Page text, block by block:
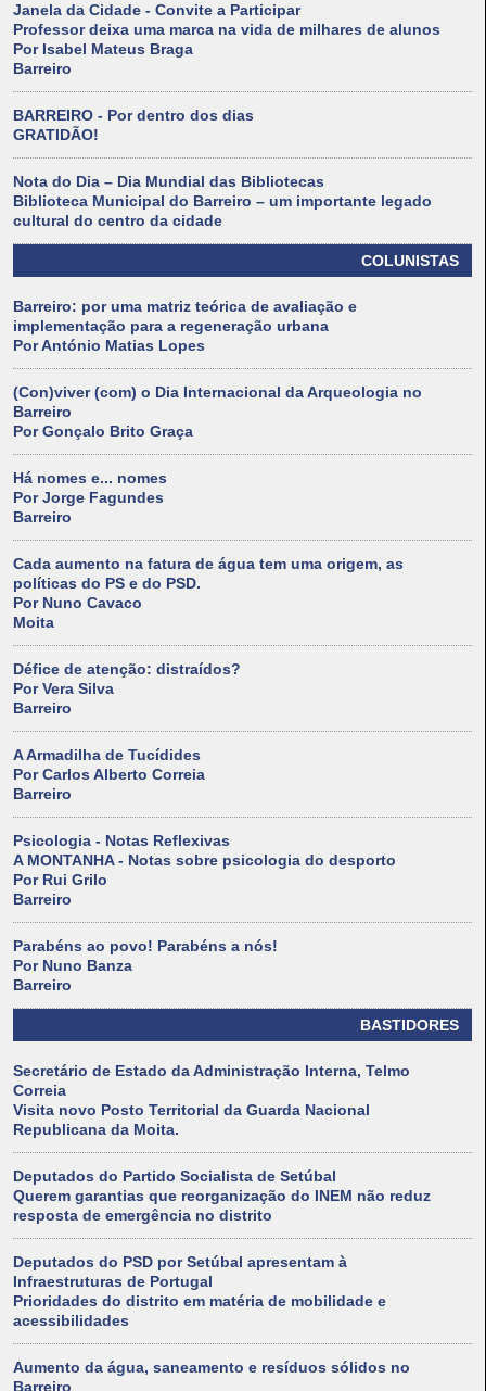
Janela da Cidade - Convite a Participar
Professor deixa uma marca na vida de milhares de alunos
Por Isabel Mateus Braga
Barreiro
BARREIRO - Por dentro dos dias
GRATIDÃO!
Nota do Dia – Dia Mundial das Bibliotecas
Biblioteca Municipal do Barreiro – um importante legado
cultural do centro da cidade
COLUNISTAS
Barreiro: por uma matriz teórica de avaliação e
implementação para a regeneração urbana
Por António Matias Lopes
(Con)viver (com) o Dia Internacional da Arqueologia no
Barreiro
Por Gonçalo Brito Graça
Há nomes e... nomes
Por Jorge Fagundes
Barreiro
Cada aumento na fatura de água tem uma origem, as
políticas do PS e do PSD.
Por Nuno Cavaco
Moita
Défice de atenção: distraídos?
Por Vera Silva
Barreiro
A Armadilha de Tucídides
Por Carlos Alberto Correia
Barreiro
Psicologia - Notas Reflexivas
A MONTANHA - Notas sobre psicologia do desporto
Por Rui Grilo
Barreiro
Parabéns ao povo! Parabéns a nós!
Por Nuno Banza
Barreiro
BASTIDORES
Secretário de Estado da Administração Interna, Telmo
Correia
Visita novo Posto Territorial da Guarda Nacional
Republicana da Moita.
Deputados do Partido Socialista de Setúbal
Querem garantias que reorganização do INEM não reduz
resposta de emergência no distrito
Deputados do PSD por Setúbal apresentam à
Infraestruturas de Portugal
Prioridades do distrito em matéria de mobilidade e
acessibilidades
Aumento da água, saneamento e resíduos sólidos no
Barreiro